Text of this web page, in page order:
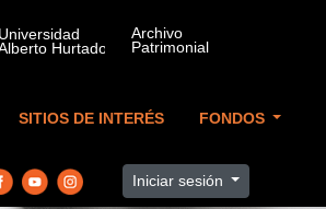
SITIOS DE INTERÉS FONDOS
Iniciar sesión